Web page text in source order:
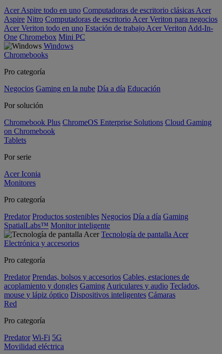
Acer Aspire todo en uno Computadoras de escritorio clásicas Acer
Aspire Nitro Computadoras de escritorio Acer Veriton para negocios
Acer Veriton todo en uno Estación de trabajo Acer Veriton Add-In-
One Chromebox Mini PC
Windows
Chromebooks
Pro categoría
Negocios Gaming en la nube Día a día Educación
Por solución
Chromebook Plus ChromeOS Enterprise Solutions Cloud Gaming
on Chromebook
Tablets
Por serie
Acer Iconia
Monitores
Pro categoría
Predator Productos sostenibles Negocios Día a día Gaming
SpatialLabs™ Monitor inteligente
Tecnología de pantalla Acer
Electrónica y accesorios
Pro categoría
Predator Prendas, bolsos y accesorios Cables, estaciones de
acoplamiento y dongles Gaming Auriculares y audio Teclados,
mouse y lápiz óptico Dispositivos inteligentes Cámaras
Red
Pro categoría
Predator Wi-Fi 5G
Movilidad eléctrica